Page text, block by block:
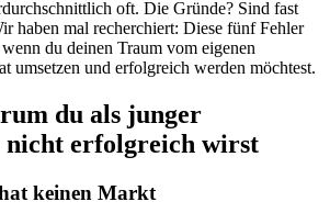
oft. Die Gründe? Sind fast
haben mal recherchiert: Diese fünf Fehler
du deinen Traum vom eigenen
umsetzen und erfolgreich werden möchtest.
du als junger
nicht erfolgreich wirst
keinen Markt